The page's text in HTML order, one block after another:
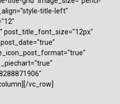
title-left"
post_title_font_size="12px"
vc_row]